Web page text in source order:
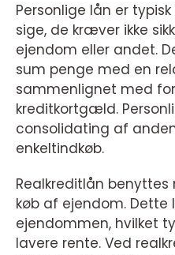
Personlige lån er
sige, de kræver ikke
ejendom eller andet.
sum penge med en
sammenlignet med
kreditkortgæld.
consolidating af
enkeltindkøb.
Realkreditlån
køb af ejendom. Dette
ejendommen, hvilket
lavere rente. Ved